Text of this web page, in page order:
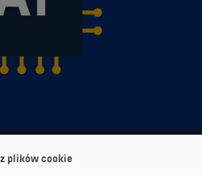
plików cookie